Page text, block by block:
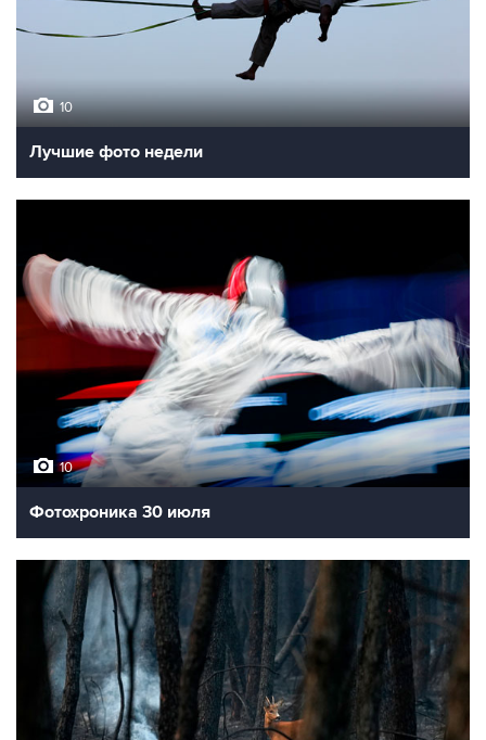
10
Лучшие фото недели
10
Фотохроника 30 июля